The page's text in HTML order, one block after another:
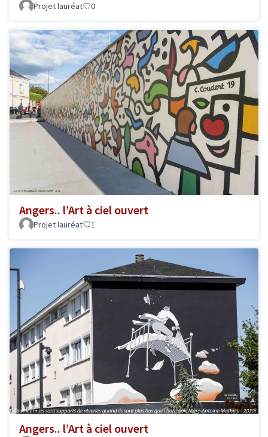
Projet lauréat 0
Angers.. l’Art à ciel ouvert
Projet lauréat 1
Angers.. l’Art à ciel ouvert